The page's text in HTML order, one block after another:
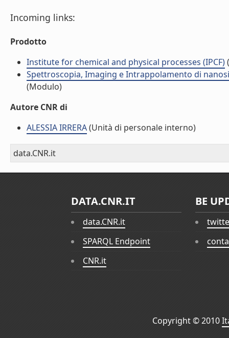
Incoming links:
Prodotto
Institute for chemical and physical processes (IPCF)
Spettroscopia, Imaging e Intrappolamento di
(Modulo)
Autore CNR di
ALESSIA IRRERA(Unità di personale interno)
data.CNR.it
DATA.CNR.IT
data.CNR.it
SPARQL Endpoint
CNR.it
BE
Copyright © 2010